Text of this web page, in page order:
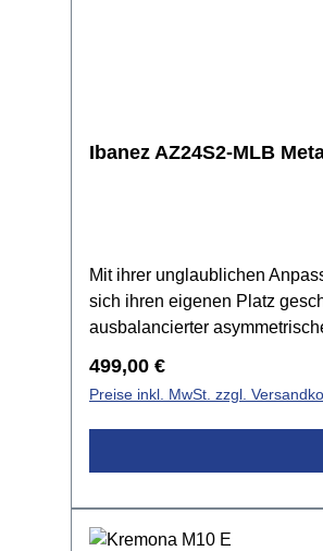
Ibanez AZ24S2-MLB
Mit ihrer unglaublichen
sich ihren eigenen Platz
ausbalancierter
Mechaniken und einem
JatobaBrücke: Ibanez
KunststoffPickups: 2x Ibanez
Regulärer Preis:
499,00 €
Preise inkl. MwSt. zzgl.